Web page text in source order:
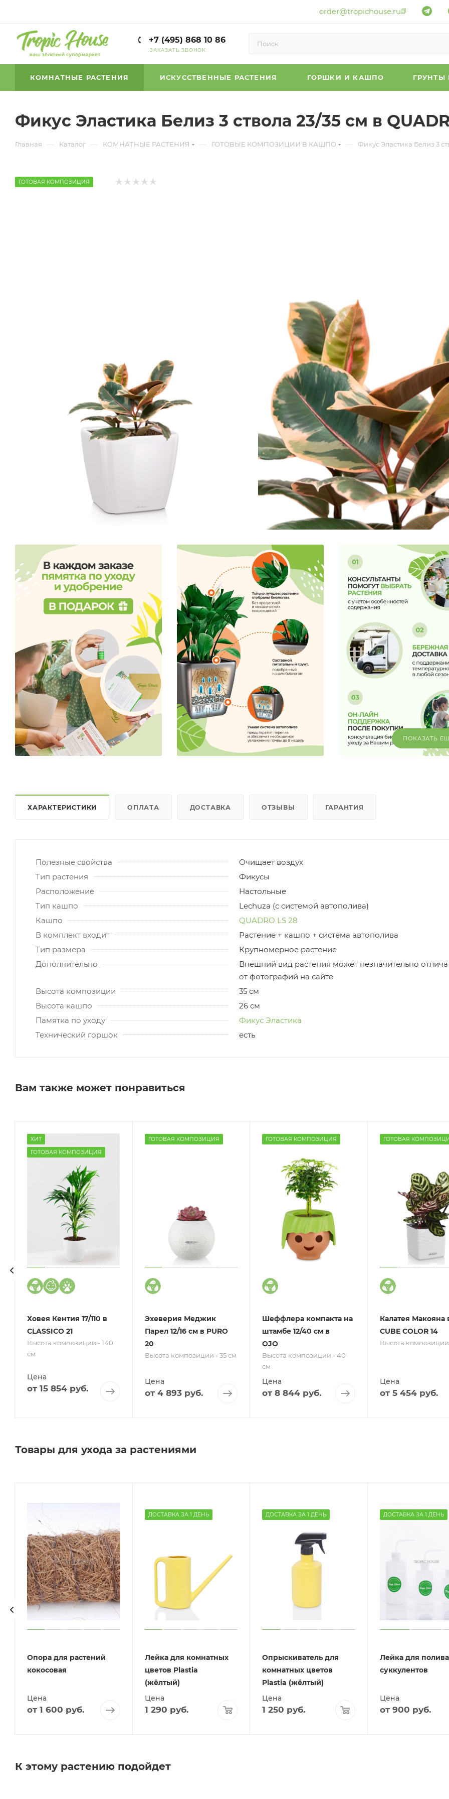
order@tropichouse.ru
+7 (495) 868 10 86
ЗАКАЗАТЬ ЗВОНОК
КОМНАТНЫЕ РАСТЕНИЯ ИСКУССТВЕННЫЕ РАСТЕНИЯ ГОРШКИ И КАШПО ГРУНТЫ
Фикус Эластика Белиз 3 ствола 23/35 см в
Главная — Каталог — КОМНАТНЫЕ РАСТЕНИЯ — ГОТОВЫЕ КОМПОЗИЦИИ В КАШПО — Фикус Эластика Белиз 3
ГОТОВАЯ КОМПОЗИЦИЯ
ПОКАЗАТЬ
ХАРАКТЕРИСТИКИ ОПЛАТА ДОСТАВКА ОТЗЫВЫ ГАРАНТИЯ
Полезные свойства
Очищает воздух
Тип растения
Фикусы
Расположение
Настольные
Тип кашпо
Lechuza (с системой автополива)
Кашпо
QUADRO LS 28
В комплект входит
Растение + кашпо + система автополива
Тип размера
Крупномерное растение
Дополнительно
Внешний вид растения может незначительно
от фотографий на сайте
Высота композиции
35 см
Высота кашпо
26 см
Памятка по уходу
Фикус Эластика
Технический горшок
есть
Вам также может понравиться
ХИТ
ГОТОВАЯ КОМПОЗИЦИЯ
Ховея Кентия 17/110 в
CLASSICO 21
Высота композиции - 140
см
Цена
от 15 854 руб.
ГОТОВАЯ КОМПОЗИЦИЯ
Эхеверия Меджик
Парел 12/16 см в PURO
20
Высота композиции - 35 см
Цена
от 4 893 руб.
ГОТОВАЯ КОМПОЗИЦИЯ
Шеффлера компакта на
штамбе 12/40 см в
OJO
Высота композиции - 40
см
Цена
от 8 844 руб.
ГОТОВАЯ
Калатея Макояна
CUBE COLOR 14
Высота композиции
Цена
от 5 454 руб.
Товары для ухода за растениями
Опора для растений
кокосовая
Цена
от 1 600 руб.
ДОСТАВКА ЗА 1 ДЕНЬ
Лейка для комнатных
цветов Plastia
(жёлтый)
Цена
1 290 руб.
ДОСТАВКА ЗА 1 ДЕНЬ
Опрыскиватель для
комнатных цветов
Plastia (жёлтый)
Цена
1 250 руб.
ДОСТАВКА ЗА 1 ДЕНЬ
Лейка для полива
суккулентов
Цена
от 900 руб.
К этому растению подойдет